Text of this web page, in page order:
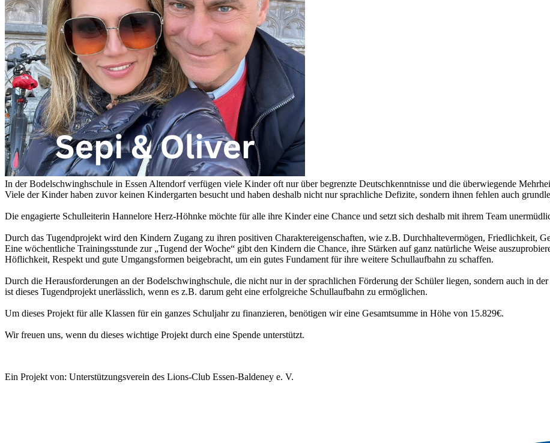
In der Bodelschwinghschule in Essen Altendorf verfügen viele Kinder oft nur über begrenzte Deutschkenntnisse und die überwiegende
Viele der Kinder haben zuvor keinen Kindergarten besucht und haben deshalb nicht nur sprachliche Defizite, sondern ihnen fehlen auch
Die engagierte Schulleiterin Hannelore Herz-Höhnke möchte für alle ihre Kinder eine Chance und setzt sich deshalb mit ihrem Team
Durch das Tugendprojekt wird den Kindern Zugang zu ihren positiven Charaktereigenschaften, wie z.B. Durchhaltevermögen, Friedlichkeit,
Eine wöchentliche Trainingsstunde zur „Tugend der Woche“ gibt den Kindern die Chance, ihre Stärken auf ganz natürliche Weise
Höflichkeit, Respekt und gute Umgangsformen beigebracht, um ein gutes Fundament für ihre weitere Schullaufbahn zu schaffen.
Durch die Herausforderungen an der Bodelschwinghschule, die nicht nur in der sprachlichen Förderung der Schüler liegen, sondern auch in
ist dieses Tugendprojekt unerlässlich, wenn es z.B. darum geht eine erfolgreiche Schullaufbahn zu ermöglichen.
Um dieses Projekt für alle Klassen für ein ganzes Schuljahr zu finanzieren, benötigen wir eine Gesamtsumme in Höhe von 15.829€.
Wir freuen uns, wenn du dieses wichtige Projekt durch eine Spende unterstützt.
Ein Projekt von: Unterstützungsverein des Lions-Club Essen-Baldeney e. V.